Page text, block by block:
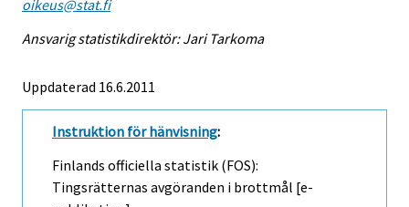
oikeus@stat.fi
Ansvarig statistikdirektör: Jari Tarkoma
Uppdaterad 16.6.2011
Instruktion för hänvisning:
Finlands officiella statistik (FOS):
Tingsrätternas avgöranden i brottmål [e-